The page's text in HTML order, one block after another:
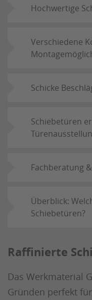
Hochwertige
Verschiedene
Schicke
Schiebetüren
Fachberatung
Überblick:
Schiebetüren?
Raffinierte
Das Werkmaterial
Gründen perfekt